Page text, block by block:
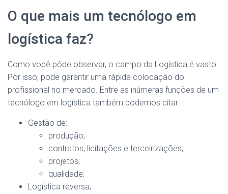
O que mais um tecnólogo em
logística faz?
Como você pôde observar, o campo da Logística é vasto.
Por isso, pode garantir uma rápida colocação do
profissional no mercado. Entre as inúmeras funções de um
tecnólogo em logística também podemos citar:
Gestão de:
produção;
contratos, licitações e terceirizações;
projetos;
qualidade;
Logística reversa;